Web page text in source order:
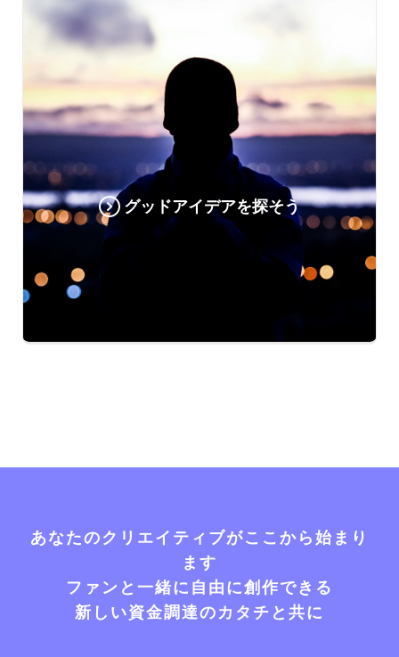
グッドアイデアを探そう
あなたのクリエイティブがここから始まり
ます
ファンと一緒に自由に創作できる
新しい資金調達のカタチと共に